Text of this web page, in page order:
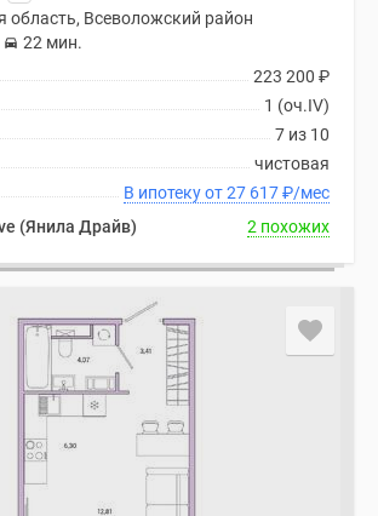
область, Всеволожский район
22 мин.
223 200 ₽
1 (оч.IV)
7 из 10
чистовая
В ипотеку от 27 617₽/мес
(Янила Драйв)
2 похожих